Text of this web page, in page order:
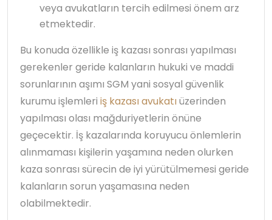
veya avukatların tercih edilmesi önem arz
etmektedir.
Bu konuda özellikle iş kazası sonrası yapılması
gerekenler geride kalanların hukuki ve maddi
sorunlarının aşımı SGM yani sosyal güvenlik
kurumu işlemleri iş kazası avukatıüzerinden
yapılması olası mağduriyetlerin önüne
geçecektir. İş kazalarında koruyucu önlemlerin
alınmaması kişilerin yaşamına neden olurken
kaza sonrası sürecin de iyi yürütülmemesi geride
kalanların sorun yaşamasına neden
olabilmektedir.